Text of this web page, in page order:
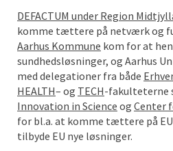
DEFACTUM under Region
komme tættere på netværk og
Aarhus Kommune kom for at
sundhedsløsninger, og Aarhus
med delegationer fra både
HEALTH– og TECH-fakulteterne
Innovation in Science og Center
for bl.a. at komme tættere på
tilbyde EU nye løsninger.